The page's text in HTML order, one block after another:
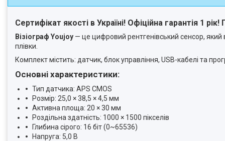
Сертифікат якості в Україні! Офіційна гарантія 1
Візіограф Youjoy — це цифровий рентгенівський сенсор, який
плівки.
Комплект містить: датчик, блок управління, USB-кабелі та
Основні характеристики:
Тип датчика: APS CMOS
Розмір: 25,0 × 38,5 × 4,5 мм
Активна площа: 20 × 30 мм
Роздільна здатність: 1000 × 1500 пікселів
Глибина сірого: 16 біт (0~65536)
Напруга: 5,0 В